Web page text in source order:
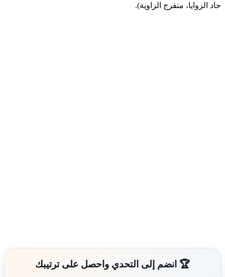
حاد الزوايا، منفرج الزاوية).
🏆 انضم إلى التحدي واحصل على ترتيبك